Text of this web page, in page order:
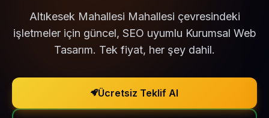
Altıkesek Mahallesi Mahallesi çevresindeki
işletmeler için güncel, SEO uyumlu Kurumsal Web
Tasarım. Tek fiyat, her şey dahil.
Ücretsiz Teklif Al